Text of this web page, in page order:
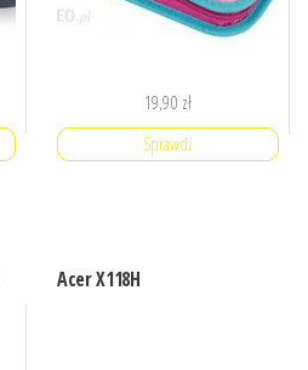
19,90 zł
Sprawdź
Acer X118H